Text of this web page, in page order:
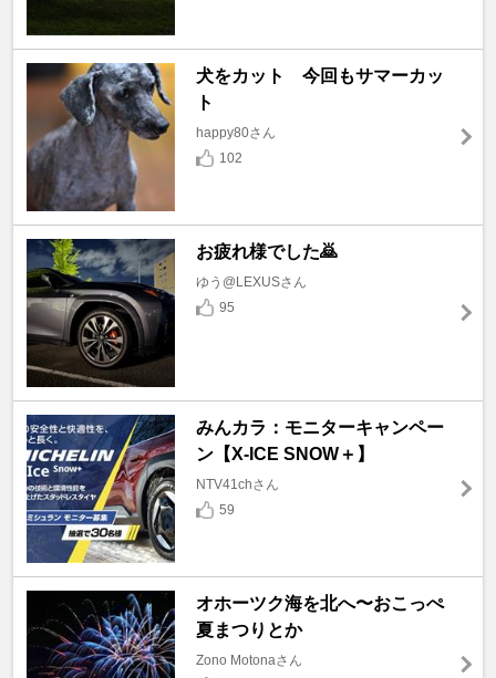
犬をカット 今回もサマーカッ
ト
happy80さん
102
お疲れ様でした🙇
ゆう@LEXUSさん
95
みんカラ：モニターキャンペー
ン【X-ICE SNOW＋】
NTV41chさん
59
オホーツク海を北へ〜おこっぺ
夏まつりとか
Zono Motonaさん